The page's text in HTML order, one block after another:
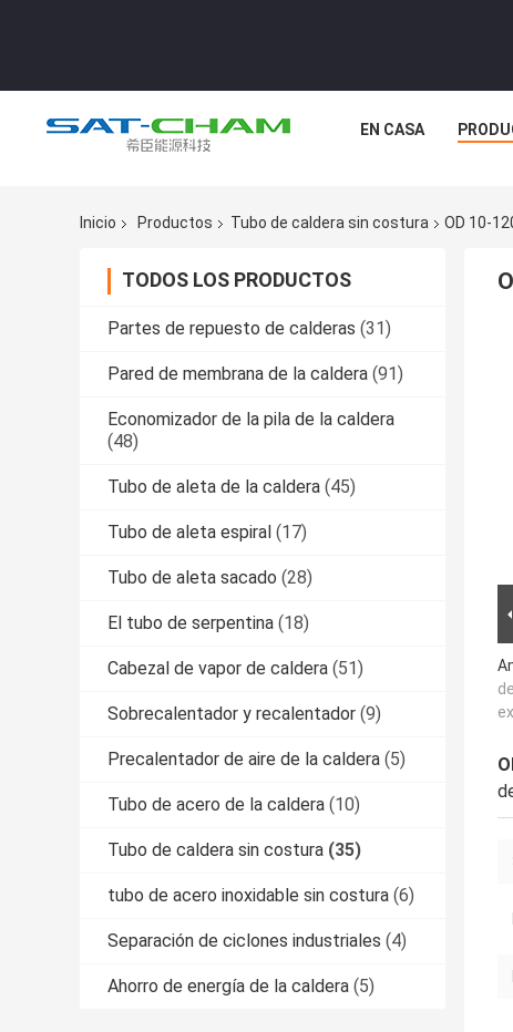
EN CASA
Inicio Productos Tubo de caldera sin costura OD 10-
TODOS LOS PRODUCTOS
Partes de repuesto de calderas (31)
Pared de membrana de la caldera (91)
Economizador de la pila de la caldera
(48)
Tubo de aleta de la caldera (45)
Tubo de aleta espiral (17)
Tubo de aleta sacado (28)
El tubo de serpentina (18)
Cabezal de vapor de caldera (51)
Sobrecalentador y recalentador (9)
Precalentador de aire de la caldera (5)
Tubo de acero de la caldera (10)
Tubo de caldera sin costura (35)
tubo de acero inoxidable sin costura (6)
Separación de ciclones industriales (4)
Ahorro de energía de la caldera (5)